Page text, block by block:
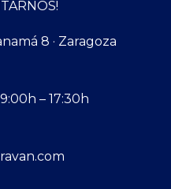
8 · Zaragoza
– 17:30h